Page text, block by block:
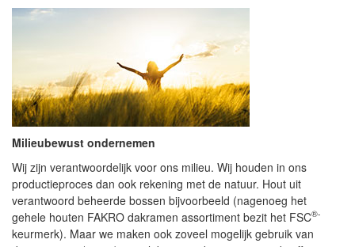
Milieubewust ondernemen
Wij zijn verantwoordelijk voor ons milieu. Wij houden in ons
productieproces dan ook rekening met de natuur. Hout uit
verantwoord beheerde bossen bijvoorbeeld (nagenoeg het
gehele houten FAKRO dakramen assortiment bezit het FSC®-
keurmerk). Maar we maken ook zoveel mogelijk gebruik van